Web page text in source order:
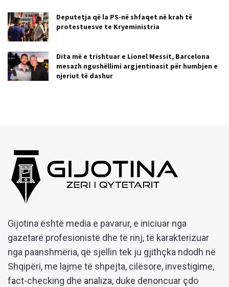
Deputetja që la PS-në shfaqet në krah të
protestuesve te Kryeministria
Dita më e trishtuar e Lionel Messit, Barcelona
mesazh ngushëllimi argjentinasit për humbjen e
njeriut të dashur
Gijotina është media e pavarur, e iniciuar nga
gazetarë profesionistë dhe të rinj, të karakterizuar
nga paanshmëria, që sjellin tek ju gjithçka ndodh në
Shqipëri, me lajme të shpejta, cilësore, investigime,
fact-checking dhe analiza, duke denoncuar çdo